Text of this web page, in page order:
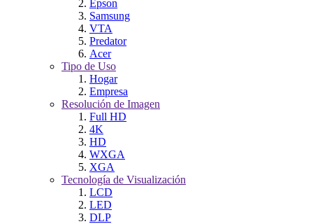
Epson
Samsung
VTA
Predator
Acer
Tipo de Uso
Hogar
Empresa
Resolución de Imagen
Full HD
4K
HD
WXGA
XGA
Tecnología de Visualización
LCD
LED
DLP